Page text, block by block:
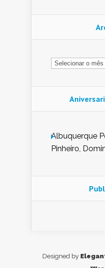
Arquivo
Albuquerque
Pinheiro,
Nunes de
Glória Pereira,
Designed by